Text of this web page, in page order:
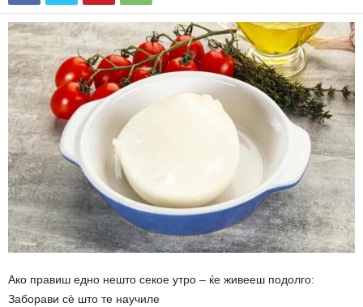
Ако правиш едно нешто секое утро – ќе живееш подолго:
Заборави сè што те научиле